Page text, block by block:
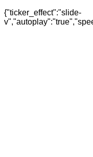
{"ticker_effect":"slide-